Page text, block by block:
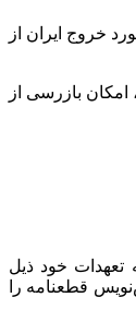
خروج ایران از
بازرسی از
تعهدات خود ذیل
قطعنامه را